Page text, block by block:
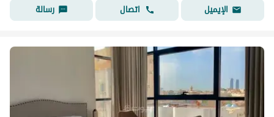
الإيميل
اتصال رسالة